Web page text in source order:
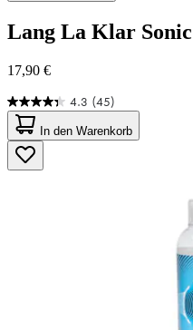
Lang La Klar
17,90 €
4.3 (45)
4.3
von
5
Sternen.
45
In den Warenkorb